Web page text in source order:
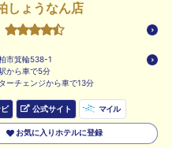
しょうなん店
市箕輪538-1
から車で5分
ーチェンジから車で13分
公式サイト マイル
お気に入りホテルに登録